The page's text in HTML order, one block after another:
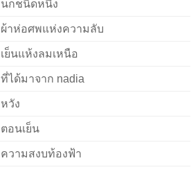
นกชนิดหนึ่ง
ผ้าห่อศพแห่งความลับ
เย็นแห้งลมเหนือ
ที่ได้มาจาก nadia
หวัง
ตอนเย็น
ความสงบท้องฟ้า